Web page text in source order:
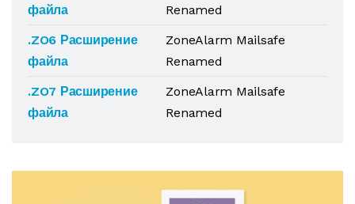
файла
Renamed
.ZO6 Расширение
файла
ZoneAlarm Mailsafe
Renamed
.ZO7 Расширение
файла
ZoneAlarm Mailsafe
Renamed